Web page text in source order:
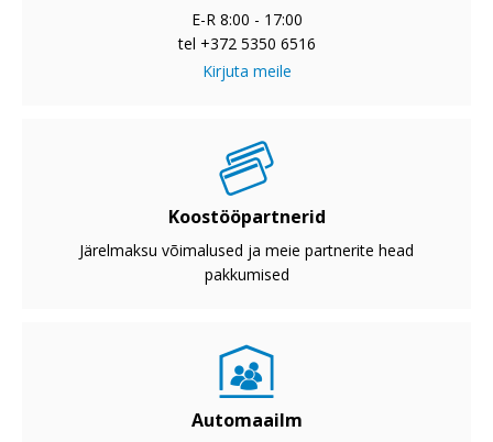
E-R 8:00 - 17:00
tel +372 5350 6516
Kirjuta meile
Koostööpartnerid
Järelmaksu võimalused ja meie partnerite head
pakkumised
Automaailm